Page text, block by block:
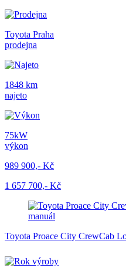
Toyota Praha
prodejna
1848 km
najeto
75kW
výkon
989 900,- Kč
1 657 700,- Kč
Toyota Proace City CrewCab